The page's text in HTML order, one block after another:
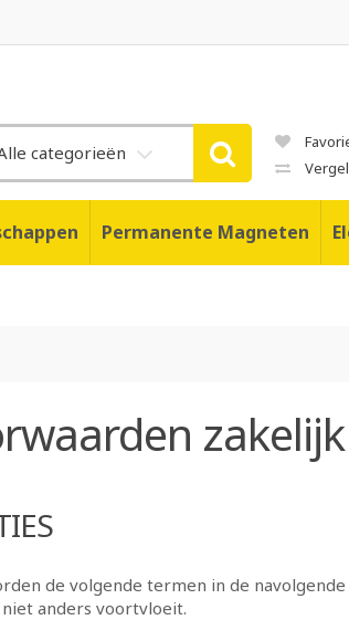
categorieën
Permanente Magneten
zakelijk
de volgende termen in de
anders voortvloeit.